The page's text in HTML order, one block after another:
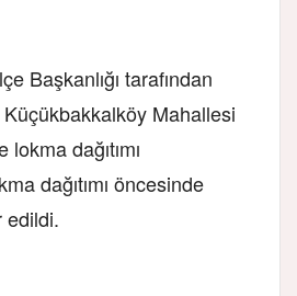
Başkanlığı tarafından
Mahallesi
dağıtımı
dağıtımı öncesinde
edildi.